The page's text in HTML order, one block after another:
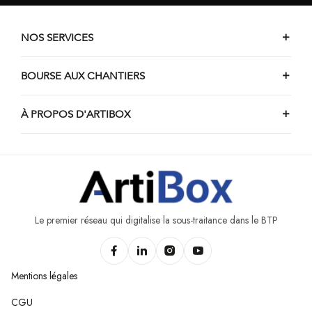
Chantiers de dallage de Braives
Chantiers de dallage d'Engis
Chantiers de dallage de Burdinne
Chantiers de dallage de Trois-Ponts
Chantiers de dallage d'Héron
NOS SERVICES
BOURSE AUX CHANTIERS
À PROPOS D'ARTIBOX
Le premier réseau qui digitalise la sous-traitance dans le BTP
Mentions légales
CGU